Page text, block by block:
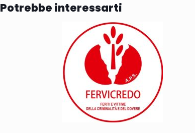
Potrebbe interessarti